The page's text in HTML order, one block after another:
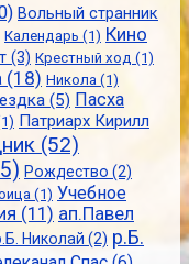
Вольный странник
Календарь (1) Кино
(3) Крестный ход (1)
(18) Никола (1)
(5) Пасха
Патриарх Кирилл
(52)
Рождество (2)
(1) Учебное
(11) ап.Павел
Николай (2) р.Б.